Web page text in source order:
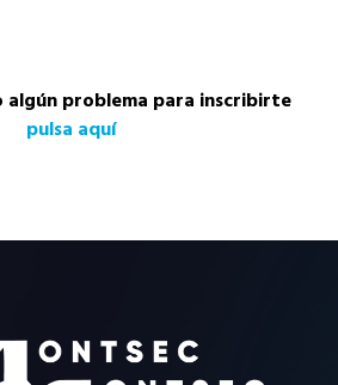
algún problema para inscribirte
pulsa aquí